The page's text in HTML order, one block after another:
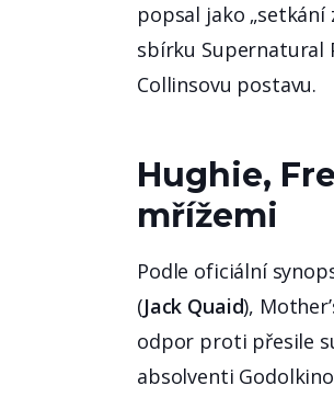
popsal jako „setkání
sbírku Supernatural
Collinsovu postavu.
Hughie,
mřížemi
Podle oficiální
(Jack Quaid),
odpor proti přesile
absolventi